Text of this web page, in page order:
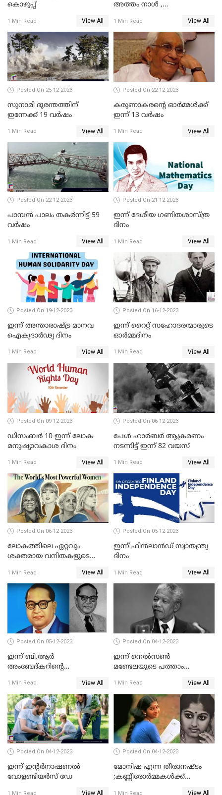
കൊഴുപ്പ്
1 Min Read View All
അത്തം നാള്‍ ,
വരവേല്‍ക്കാനൊരുങ്ങി
മലയാളക്കര
1 Min Read View All
Posted On 25-12-2023
സുനാമി ദുരന്തത്തിന്
ഇന്നേക്ക് 19 വര്‍ഷം
1 Min Read View All
Posted On 22-12-2023
കരുണാകരന്റെ ഓര്‍മ്മള്‍ക്ക്
ഇന്ന് 13 വര്‍ഷം
1 Min Read View All
Posted On 22-12-2023
പാമ്പന്‍ പാലം തകര്‍ന്നിട്ട് 59
വര്‍ഷം
1 Min Read View All
Posted On 21-12-2023
ഇന്ന് ദേശീയ ഗണിതശാസ്ത്ര
ദിനം
1 Min Read View All
Posted On 19-12-2023
ഇന്ന് അന്താരാഷ്ട്ര മാനവ
ഐക്യദാര്‍ഢ്യ ദിനം
1 Min Read View All
Posted On 16-12-2023
ഇന്ന് റൈറ്റ് സഹോദരന്മാരുടെ
ഓർമ്മദിനം
1 Min Read View All
Posted On 09-12-2023
ഡിസംബർ 10 ഇന്ന് ലോക
മനുഷ്യാവകാശ ദിനം
1 Min Read View All
Posted On 06-12-2023
പേള്‍ ഹാര്‍ബര്‍ ആക്രമണം
നടന്നിട്ട് ഇന്ന്‌ 82 വയസ്
1 Min Read View All
Posted On 06-12-2023
ലോകത്തിലെ ഏറ്റവും
ശക്തരായ വനിതകളുടെ
സീതാരാമനടക്കം നാല്
ഇന്ത്യക്കാര്‍
1 Min Read View All
Posted On 05-12-2023
ഇന്ന് ഫിന്‍ലാന്‍ഡ് സ്വാതന്ത്ര്യ
ദിനം
1 Min Read View All
Posted On 05-12-2023
ഇന്ന് ബി.ആര്‍
അംബേദ്കറിന്റെ
ചരമവാര്‍ഷികം
1 Min Read View All
Posted On 04-12-2023
ഇന്ന് നെല്‍സണ്‍
മണ്ടേലയുടെ പത്താം
1 Min Read View All
Posted On 04-12-2023
ഇന്ന് ഇന്റര്‍നാഷണല്‍
വോളണ്ടിയര്‍സ് ഡേ
1 Min Read View All
Posted On 04-12-2023
മോനിഷ എന്ന തീരാനഷ്ടം
;കണ്ണീരോർമ്മകൾക്ക്
1 Min Read View All